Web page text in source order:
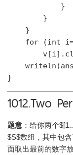
            }
        }
    }
for (int
1012.Two
题意 ：给你两个
$S$数组，其中包
面取出最前的数字